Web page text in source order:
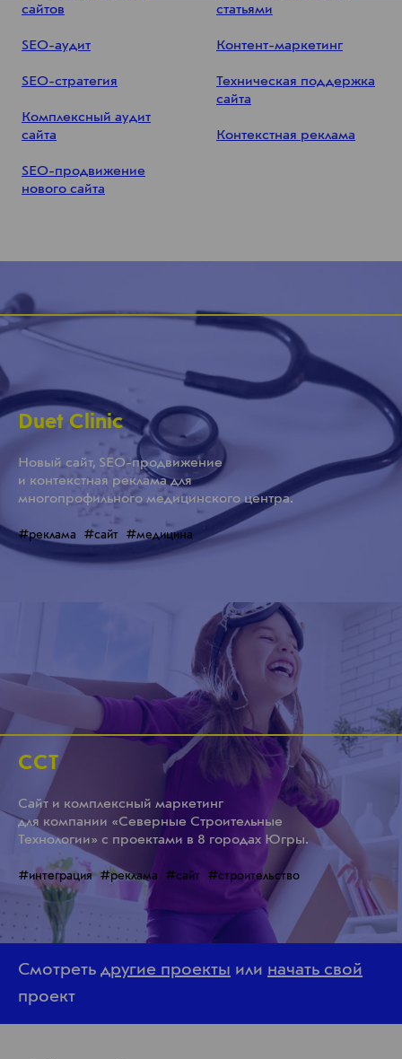
сайтов
SEO-аудит
SEO-стратегия
Комплексный аудит
сайта
SEO-продвижение
нового сайта
статьями
Контент-маркетинг
Техническая поддержка
сайта
Контекстная реклама
Duet Clinic
Новый сайт, SEO-продвижение
и контекстная реклама для
многопрофильного медицинского центра.
#реклама #сайт #медицина
ССТ
Сайт и комплексный маркетинг
для компании «Северные Строительные
Технологии» с проектами в 8 городах Югры.
#интеграция #реклама #сайт #строительство
Смотреть другие проекты или начать свой
проект